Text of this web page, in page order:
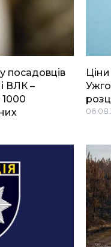
посадовців
ВЛК –